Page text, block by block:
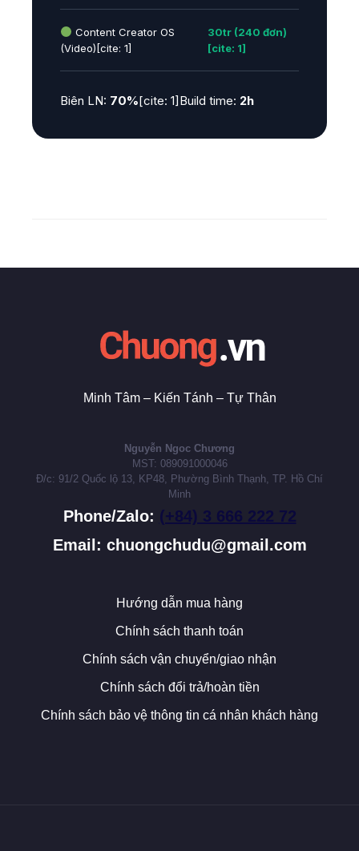
Content Creator OS
(Video)[cite: 1]
30tr (240 đơn)
[cite: 1]
Biên LN: 70%[cite: 1]Build time: 2h
Minh Tâm – Kiến Tánh – Tự Thân
Nguyễn Ngoc Chương
MST: 089091000046
Đ/c: 91/2 Quốc lộ 13, KP48, Phường Bình Thạnh, TP. Hồ Chí
Minh
Phone/Zalo:
Email: chuongchudu@gmail.com
Hướng dẫn mua hàng
Chính sách thanh toán
Chính sách vận chuyển/giao nhận
Chính sách đổi trả/hoàn tiền
Chính sách bảo vệ thông tin cá nhân khách hàng